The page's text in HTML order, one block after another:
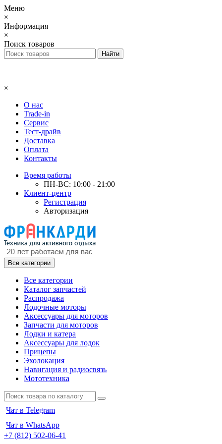
Меню
×
Информация
×
Поиск товаров
×
О нас
Trade-in
Сервис
Тест-драйв
Доставка
Оплата
Контакты
Время работы
ПН-ВС: 10:00 - 21:00
Клиент-центр
Регистрация
Авторизация
Все категории
Все категории
Каталог запчастей
Распродажа
Лодочные моторы
Аксессуары для моторов
Запчасти для моторов
Лодки и катера
Аксессуары для лодок
Прицепы
Эхолокация
Навигация и радиосвязь
Мототехника
Чат в Telegram
Чат в WhatsApp
+7 (812) 502-06-41